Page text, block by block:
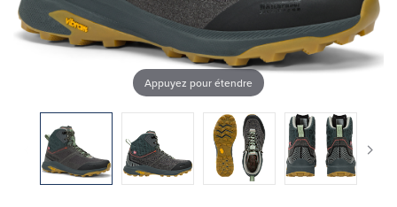
Appuyez pour étendre